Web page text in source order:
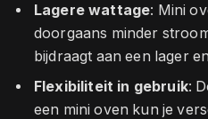
Lagere wattage: Mini
doorgaans minder
bijdraagt aan een lager
Flexibiliteit in gebruik:
een mini oven kun je